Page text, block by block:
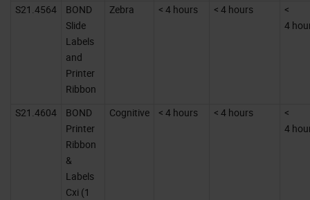
S21.4564
BOND
Slide
Labels
and
Printer
Ribbon
Zebra < 4 hours < 4 hours
<
4
S21.4604
BOND
Printer
Ribbon
&
Labels
Cxi (1
Cognitive < 4 hours < 4 hours
<
4